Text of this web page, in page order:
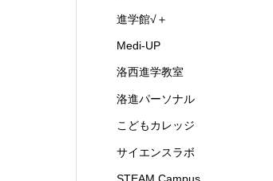
進学館√＋
Medi-UP
洛西進学教室
洛進パーソナル
こどもカレッジ
サイエンスラボ